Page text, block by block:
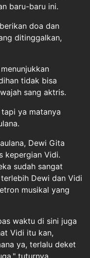
baru-baru ini.
doa dan
ditinggalkan,
tidak bisa
sang aktris.
ya matanya
Dewi Gita
kepergian Vidi.
sudah sangat
Dewi dan Vidi
musikal yang
waktu di sini juga
Vidi itu kan,
ya, terlalu deket
tuturnya.